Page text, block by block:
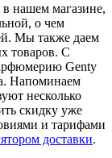
нашем магазине,
о чем
Мы также даем
товаров. С
Genty
Напоминаем
несколько
скидку уже
и тарифами
доставки.